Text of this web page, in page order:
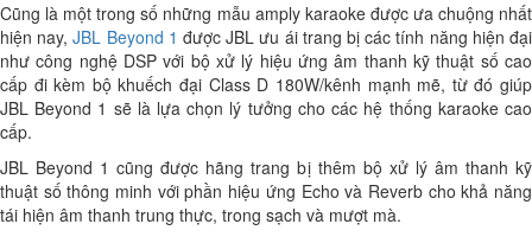
Cũng là một trong số những mẫu amply karaoke được ưa chuộng nhất
hiện nay,JBL Beyond 1 được JBL ưu ái trang bị các tính năng hiện đại
như công nghệ DSP với bộ xử lý hiệu ứng âm thanh kỹ thuật số cao
cấp đi kèm bộ khuếch đại Class D 180W/kênh mạnh mẽ, từ đó giúp
JBL Beyond 1 sẽ là lựa chọn lý tưởng cho các hệ thống karaoke cao
cấp.
JBL Beyond 1 cũng được hãng trang bị thêm bộ xử lý âm thanh kỹ
thuật số thông minh với phần hiệu ứng Echo và Reverb cho khả năng
tái hiện âm thanh trung thực, trong sạch và mượt mà.